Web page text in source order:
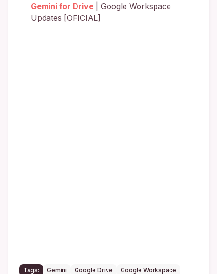
Gemini for Drive | Google Workspace
Updates [OFICIAL]
Tags: Gemini Google Drive
Google Workspace